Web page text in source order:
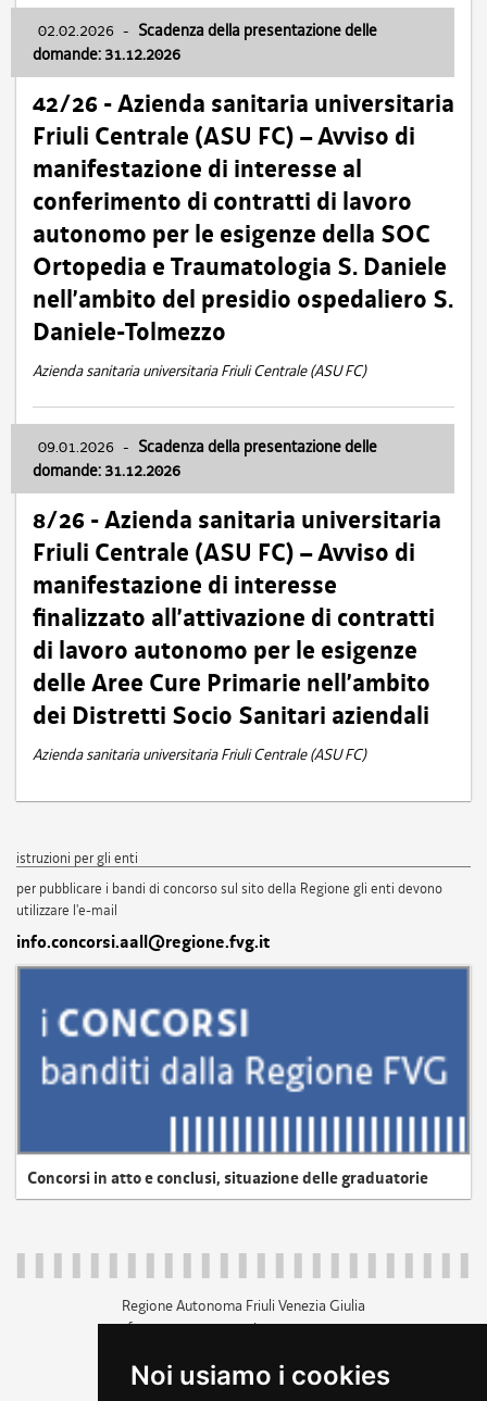
Noi usiamo i cookies
02.02.2026 - Scadenza della presentazione delle
domande: 31.12.2026
42/26 - Azienda sanitaria universitaria
Friuli Centrale (ASU FC) – Avviso di
manifestazione di interesse al
conferimento di contratti di lavoro
autonomo per le esigenze della SOC
Ortopedia e Traumatologia S. Daniele
nell’ambito del presidio ospedaliero S.
Daniele-Tolmezzo
Azienda sanitaria universitaria Friuli Centrale (ASU FC)
09.01.2026 - Scadenza della presentazione delle
domande: 31.12.2026
8/26 - Azienda sanitaria universitaria
Friuli Centrale (ASU FC) – Avviso di
manifestazione di interesse
finalizzato all’attivazione di contratti
di lavoro autonomo per le esigenze
delle Aree Cure Primarie nell’ambito
dei Distretti Socio Sanitari aziendali
Azienda sanitaria universitaria Friuli Centrale (ASU FC)
istruzioni per gli enti
per pubblicare i bandi di concorso sul sito della Regione gli enti devono
utilizzare l'e-mail
info.concorsi.aall@regione.fvg.it
Concorsi in atto e conclusi, situazione delle graduatorie
Regione Autonoma Friuli Venezia Giulia
c.f. 80014930327; p.iva 00526040324
+39 040 3771111